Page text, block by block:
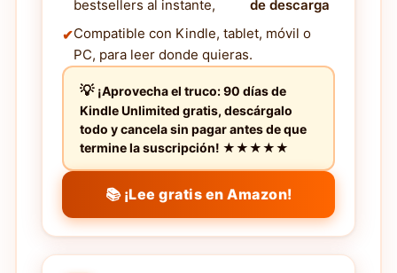
bestsellers al instante,
de descarga
Compatible con Kindle, tablet, móvil o
PC, para leer donde quieras.
¡Aprovecha el truco: 90 días de
Kindle Unlimited gratis, descárgalo
todo y cancela sin pagar antes de que
termine la suscripción! ★★★★★
📚 ¡Lee gratis en Amazon!